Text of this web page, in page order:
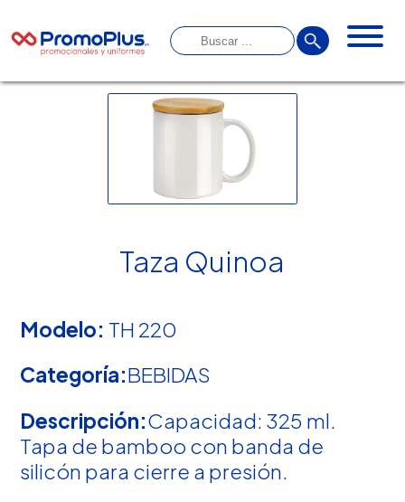
Taza Quinoa
Modelo: TH 220
Categoría:BEBIDAS
Descripción:Capacidad: 325 ml.
Tapa de bamboo con banda de
silicón para cierre a presión.